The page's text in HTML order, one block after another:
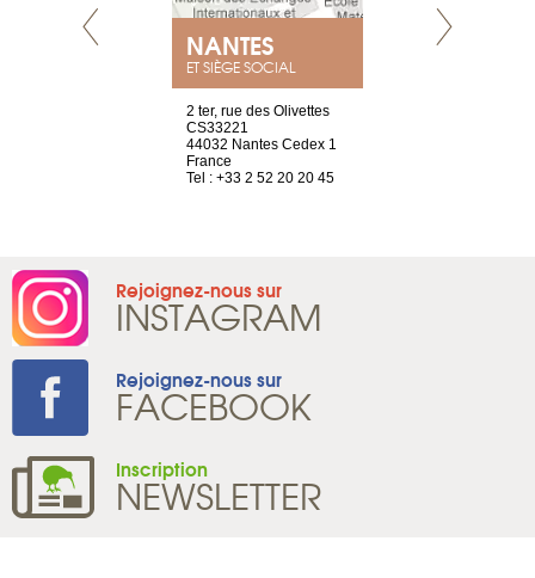
NANTES
ET SIÈGE SOCIAL
2 ter, rue des Olivettes
CS33221
44032 Nantes Cedex 1
France
Tel : +33 2 52 20 20 45
Rejoignez-nous sur
INSTAGRAM
Rejoignez-nous sur
FACEBOOK
Inscription
NEWSLETTER